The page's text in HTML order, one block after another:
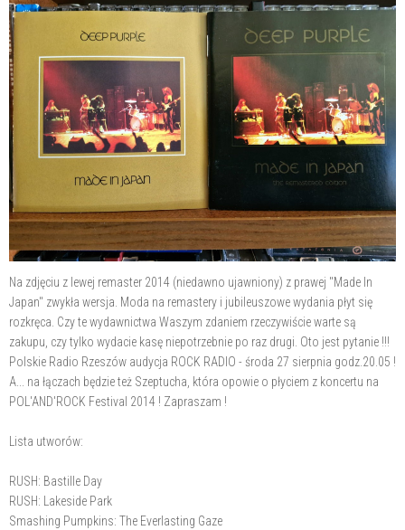
Na zdjęciu z lewej remaster 2014 (niedawno ujawniony) z prawej "Made In
Japan" zwykła wersja. Moda na remastery i jubileuszowe wydania płyt się
rozkręca. Czy tewydawnictwa Waszym zdaniem rzeczywiście warte są
zakupu, czy tylko wydacie kasę niepotrzebnie po raz drugi. Oto jest pytanie !!!
Polskie Radio Rzeszów audycja ROCK RADIO - środa 27 sierpnia godz.20.05 !
A... na łączach będzie też Szeptucha, która opowie o płyciem z koncertu na
POL'AND'ROCK Festival 2014 ! Zapraszam !
Lista utworów:
RUSH: Bastille Day
RUSH: Lakeside Park
Smashing Pumpkins: The Everlasting Gaze